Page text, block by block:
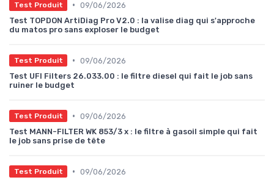
Test Produit • 09/06/2026
Test TOPDON ArtiDiag Pro V2.0 : la valise diag qui s'approche
du matos pro sans exploser le budget
Test Produit • 09/06/2026
Test UFI Filters 26.033.00 : le filtre diesel qui fait le job sans
ruiner le budget
Test Produit • 09/06/2026
Test MANN-FILTER WK 853/3 x : le filtre à gasoil simple qui fait
le job sans prise de tête
Test Produit • 09/06/2026